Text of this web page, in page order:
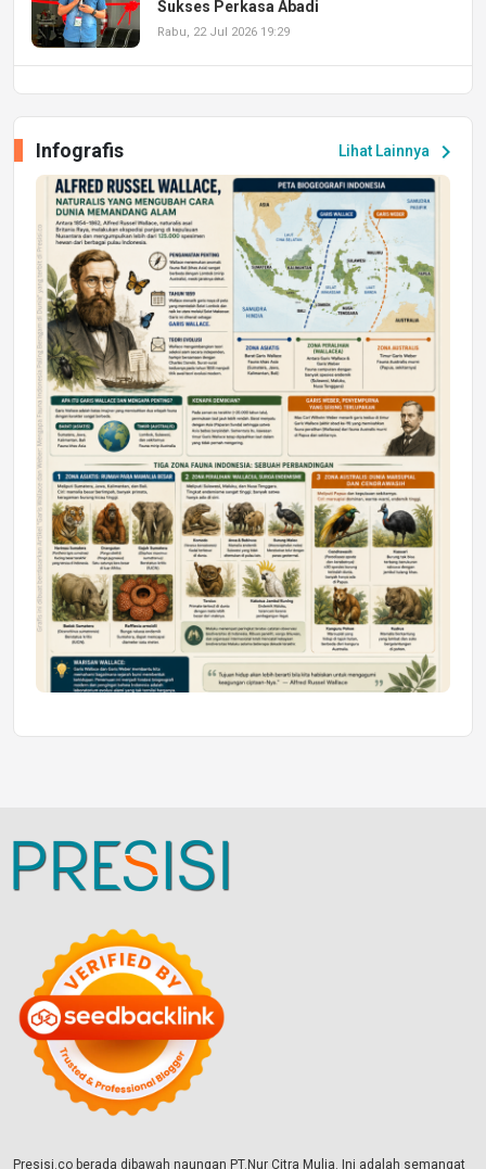
Sukses Perkasa Abadi
Rabu, 22 Jul 2026 19:29
Peluang Kerja dan Magang
Jumat, 17 Jul 2026 22:30
DAERAH
Astra Motor Kalimantan Timur 2 Dukung
Mahasiswa Samarinda dalam Astra
Honda SDGs Future Leaders 2026
Jumat, 10 Jul 2026 19:01
Lihat Lainnya chevron_right
Infografis
Presisi.co berada dibawah naungan PT.Nur Citra Mulia. Ini adalah semangat